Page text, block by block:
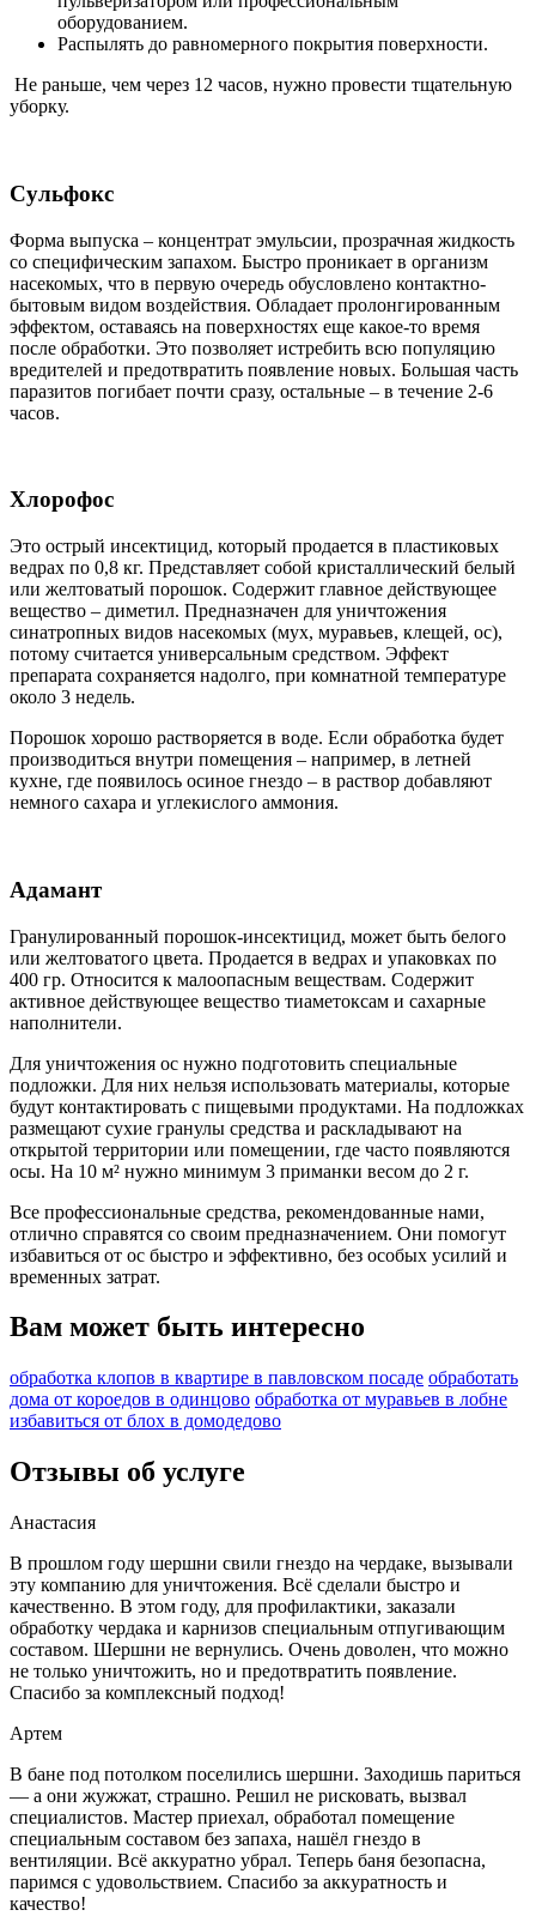
оборудованием.
Распылять до равномерного покрытия поверхности.
Не раньше, чем через 12 часов, нужно провести тщательную
уборку.
Сульфокс
Форма выпуска – концентрат эмульсии, прозрачная жидкость
со специфическим запахом. Быстро проникает в организм
насекомых, что в первую очередь обусловлено контактно-
бытовым видом воздействия. Обладает пролонгированным
эффектом, оставаясь на поверхностях еще какое-то время
после обработки. Это позволяет истребить всю популяцию
вредителей и предотвратить появление новых. Большая часть
паразитов погибает почти сразу, остальные – в течение 2-6
часов.
Хлорофос
Это острый инсектицид, который продается в пластиковых
ведрах по 0,8 кг. Представляет собой кристаллический белый
или желтоватый порошок. Содержит главное действующее
вещество – диметил. Предназначен для уничтожения
синатропных видов насекомых (мух, муравьев, клещей, ос),
потому считается универсальным средством. Эффект
препарата сохраняется надолго, при комнатной температуре
около 3 недель.
Порошок хорошо растворяется в воде. Если обработка будет
производиться внутри помещения – например, в летней
кухне, где появилось осиное гнездо – в раствор добавляют
немного сахара и углекислого аммония.
Адамант
Гранулированный порошок-инсектицид, может быть белого
или желтоватого цвета. Продается в ведрах и упаковках по
400 гр. Относится к малоопасным веществам. Содержит
активное действующее вещество тиаметоксам и сахарные
наполнители.
Для уничтожения ос нужно подготовить специальные
подложки. Для них нельзя использовать материалы, которые
будут контактировать с пищевыми продуктами. На подложках
размещают сухие гранулы средства и раскладывают на
открытой территории или помещении, где часто появляются
осы. На 10 м² нужно минимум 3 приманки весом до 2 г.
Все профессиональные средства, рекомендованные нами,
отлично справятся со своим предназначением. Они помогут
избавиться от ос быстро и эффективно, без особых усилий и
временных затрат.
Вам может быть интересно
обработка клопов в квартире в павловском посаде обработать
дома от короедов в одинцово обработка от муравьев в лобне
избавиться от блох в домодедово
Отзывы об услуге
Анастасия
В прошлом году шершни свили гнездо на чердаке, вызывали
эту компанию для уничтожения. Всё сделали быстро и
качественно. В этом году, для профилактики, заказали
обработку чердака и карнизов специальным отпугивающим
составом. Шершни не вернулись. Очень доволен, что можно
не только уничтожить, но и предотвратить появление.
Спасибо за комплексный подход!
Артем
В бане под потолком поселились шершни. Заходишь париться
— а они жужжат, страшно. Решил не рисковать, вызвал
специалистов. Мастер приехал, обработал помещение
специальным составом без запаха, нашёл гнездо в
вентиляции. Всё аккуратно убрал. Теперь баня безопасна,
паримся с удовольствием. Спасибо за аккуратность и
качество!